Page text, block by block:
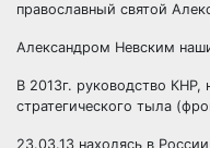
православный святой
Александром Невским
В 2013г. руководство
стратегического тыла
23.03.13 находясь в